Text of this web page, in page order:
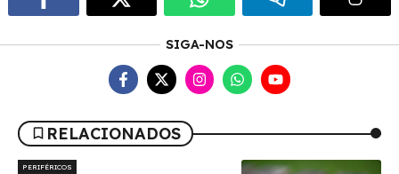
SIGA-NOS
RELACIONADOS
PERIFÉRICOS